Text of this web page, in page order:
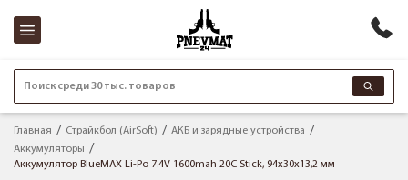
Поиск среди 30 тыс. товаров
Главная Страйкбол (AirSoft)
АКБ и зарядные устройства
Аккумуляторы
Аккумулятор BlueMAX Li-Po 7.4V 1600mah 20C Stick, 94x30x13,2 мм